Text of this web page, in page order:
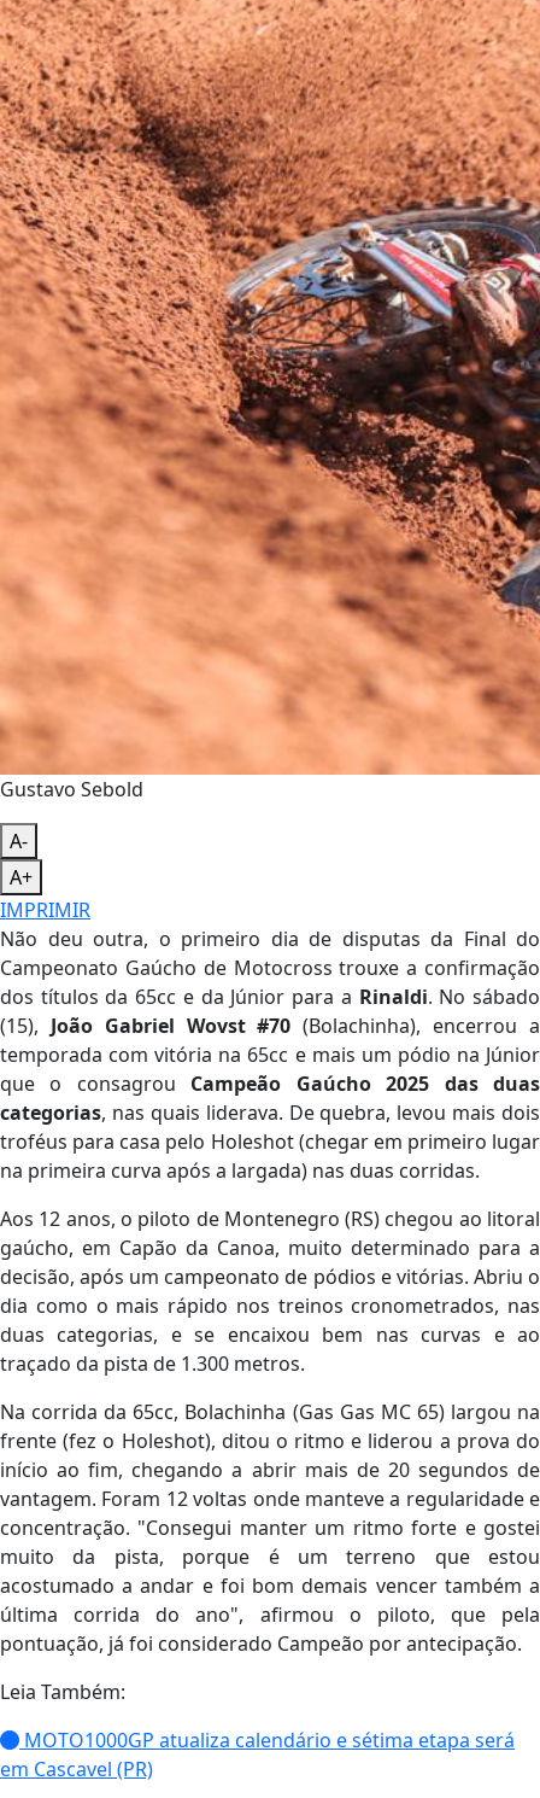
Gustavo Sebold
A-
A+
IMPRIMIR
Não deu outra, o primeiro dia de disputas da Final do
Campeonato Gaúcho de Motocross trouxe a confirmação
dos títulos da 65cc e da Júnior para a Rinaldi. No sábado
(15), João Gabriel Wovst #70 (Bolachinha), encerrou a
temporada com vitória na 65cc e mais um pódio na Júnior
que o consagrou Campeão Gaúcho 2025 das duas
categorias, nas quais liderava. De quebra, levou mais dois
troféus para casa pelo Holeshot (chegar em primeiro lugar
na primeira curva após a largada) nas duas corridas.
Aos 12 anos, o piloto de Montenegro (RS) chegou ao litoral
gaúcho, em Capão da Canoa, muito determinado para a
decisão, após um campeonato de pódios e vitórias. Abriu o
dia como o mais rápido nos treinos cronometrados, nas
duas categorias, e se encaixou bem nas curvas e ao
traçado da pista de 1.300 metros.
Na corrida da 65cc, Bolachinha (Gas Gas MC 65) largou na
frente (fez o Holeshot), ditou o ritmo e liderou a prova do
início ao fim, chegando a abrir mais de 20 segundos de
vantagem. Foram 12 voltas onde manteve a regularidade e
concentração. "Consegui manter um ritmo forte e gostei
muito da pista, porque é um terreno que estou
acostumado a andar e foi bom demais vencer também a
última corrida do ano", afirmou o piloto, que pela
pontuação, já foi considerado Campeão por antecipação.
Leia Também:
MOTO1000GP atualiza calendário e sétima etapa será
em Cascavel (PR)